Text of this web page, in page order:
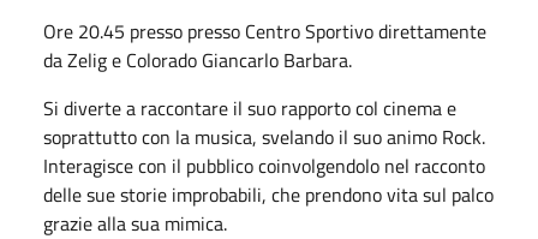
Ore 20.45 presso presso Centro Sportivo direttamente
da Zelig e Colorado Giancarlo Barbara.
Si diverte a raccontare il suo rapporto col cinema e
soprattutto con la musica, svelando il suo animo Rock.
Interagisce con il pubblico coinvolgendolo nel racconto
delle sue storie improbabili, che prendono vita sul palco
grazie alla sua mimica.